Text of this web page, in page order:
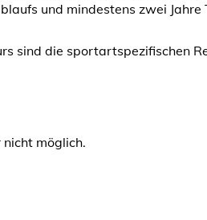
und mindestens zwei Jahre
sind die sportartspezifischen
möglich.